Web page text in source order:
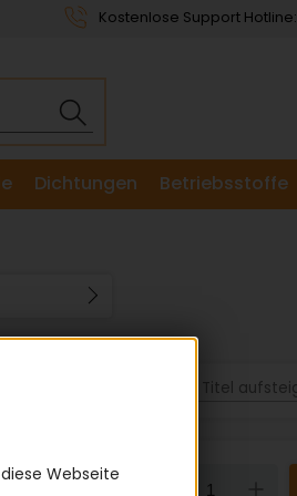
Kostenlose Support Hotline:
Dichtungen Betriebsstoffe
15,83 € Down
Webseite